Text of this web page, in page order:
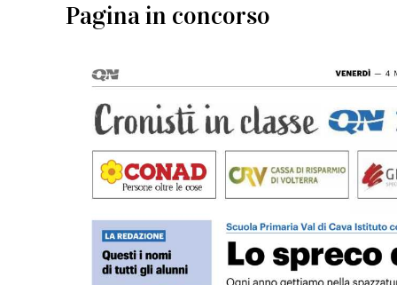
Pagina in concorso